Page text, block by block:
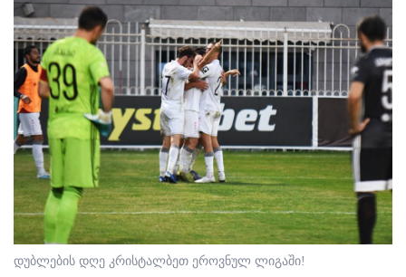
დუბლების დღე კრისტალბეთ ეროვნულ ლიგაში!